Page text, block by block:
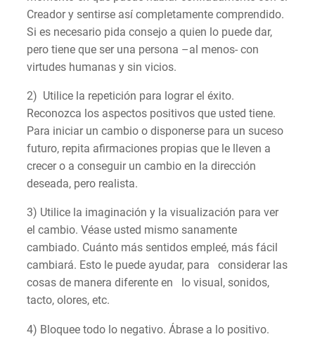
Creador y sentirse así completamente comprendido.
Si es necesario pida consejo a quien lo puede dar,
pero tiene que ser una persona –al menos- con
virtudes humanas y sin vicios.
2) Utilice la repetición para lograr el éxito.
Reconozca los aspectos positivos que usted tiene.
Para iniciar un cambio o disponerse para un suceso
futuro, repita afirmaciones propias que le lleven a
crecer o a conseguir un cambio en la dirección
deseada, pero realista.
3) Utilice la imaginación y la visualización para ver
el cambio. Véase usted mismo sanamente
cambiado. Cuánto más sentidos empleé, más fácil
cambiará. Esto le puede ayudar, para considerar las
cosas de manera diferente en lo visual, sonidos,
tacto, olores, etc.
4) Bloquee todo lo negativo. Ábrase a lo positivo.